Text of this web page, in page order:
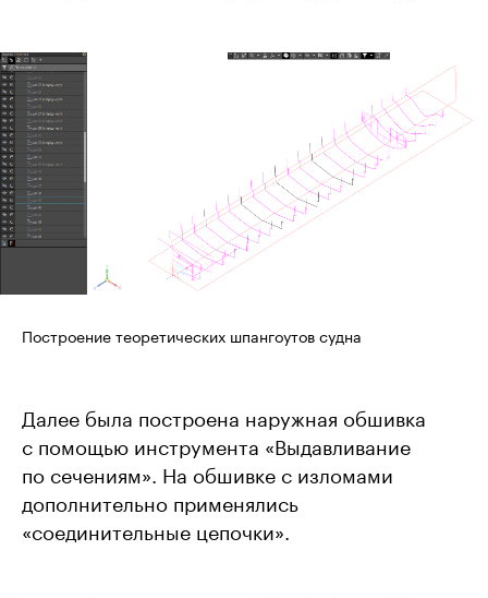
Построение теоретических шпангоутов судна
Далее была построена наружная обшивка
с помощью инструмента «Выдавливание
по сечениям». На обшивке с изломами
дополнительно применялись
«соединительные цепочки».